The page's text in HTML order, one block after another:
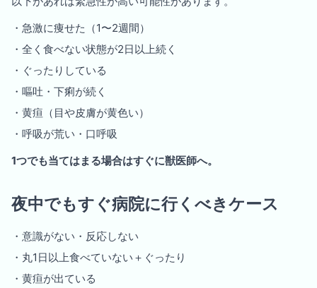
・急激に痩せた（1〜2週間）
・全く食べない状態が2日以上続く
・ぐったりしている
・嘔吐・下痢が続く
・黄疸（目や皮膚が黄色い）
・呼吸が荒い・口呼吸
1つでも当てはまる場合はすぐに獣医師へ。
夜中でもすぐ病院に行くべきケース
・意識がない・反応しない
・丸1日以上食べていない＋ぐったり
・黄疸が出ている